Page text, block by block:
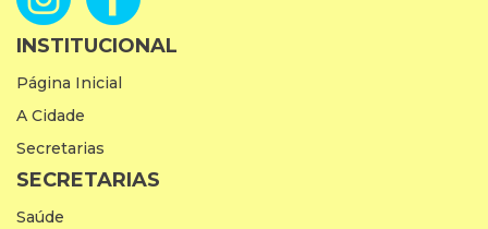
INSTITUCIONAL
Página Inicial
A Cidade
Secretarias
SECRETARIAS
Saúde